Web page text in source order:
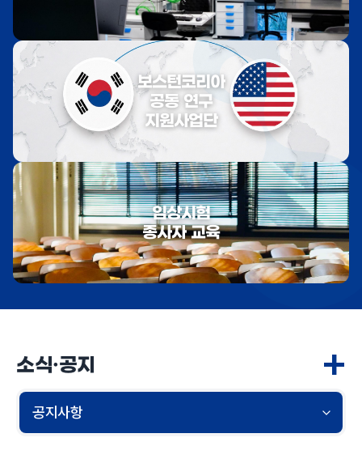
보스턴코리아
공동 연구
지원사업단
임상시험
종사자 교육
소식·공지 +